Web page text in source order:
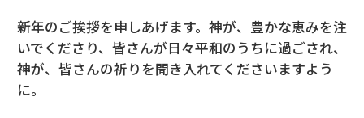
新年のご挨拶を申しあげます。神が、豊かな恵みを注
いでくださり、皆さんが日々平和のうちに過ごされ、
神が、皆さんの祈りを聞き入れてくださいますよう
に。